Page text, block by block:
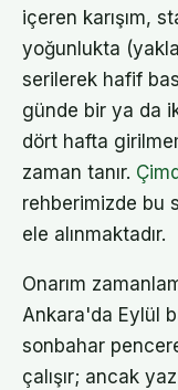
içeren karışım,
yoğunlukta
serilerek hafif
günde bir ya da
dört hafta
zaman tanır.
rehberimizde bu
ele alınmaktadır.
Onarım
Ankara'da Eylül
sonbahar
çalışır; ancak